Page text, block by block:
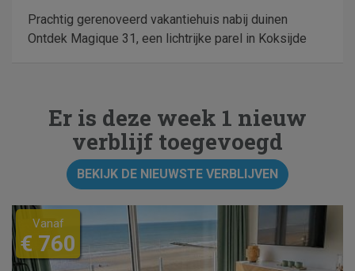
Prachtig gerenoveerd vakantiehuis nabij duinen
Ontdek Magique 31, een lichtrijke parel in Koksijde
Er is deze week 1 nieuw
verblijf toegevoegd
BEKIJK DE NIEUWSTE VERBLIJVEN
Vanaf
€ 760